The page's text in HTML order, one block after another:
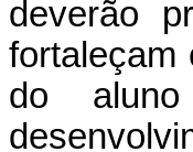
deverão
fortaleçam
do